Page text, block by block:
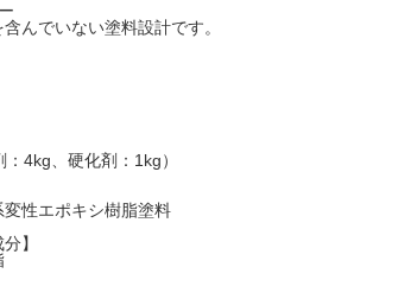
んでいない塗料設計です。
4kg、硬化剤：1kg）
変性エポキシ樹脂塗料
】